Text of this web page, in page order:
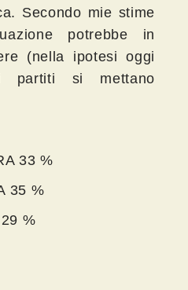
Secondo mie stime
potrebbe in
(nella ipotesi oggi
partiti si mettano
33 %
35 %
%